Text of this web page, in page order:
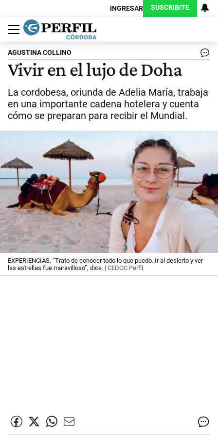
INGRESAR SUSCRIBITE
Política
Economía
Judiciales
Sociedad
Cultura
Espectáculos
Deportes
Protagonistas
AGUSTINA COLLINO
Vivir en el lujo de Doha
La cordobesa, oriunda de Adelia María, trabaja
en una importante cadena hotelera y cuenta
cómo se preparan para recibir el Mundial.
EXPERIENCIAS. “Trato de conocer todo lo que puedo. Ir al desierto y ver
las estrellas fue maravilloso”, dice. | CEDOC Perfil.